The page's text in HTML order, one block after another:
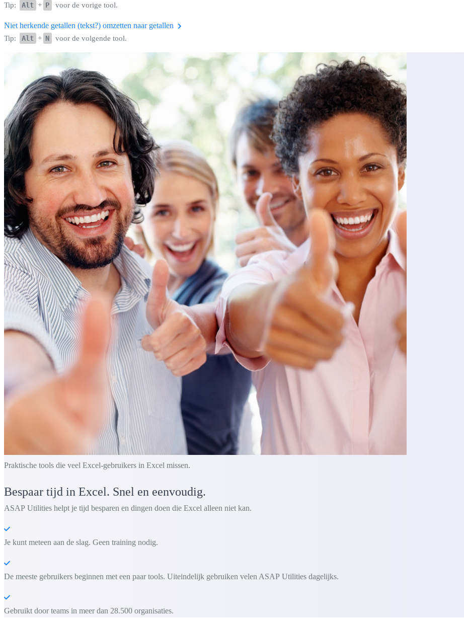
Tip: Alt + P voor de vorige tool.
Niet herkende getallen (tekst?) omzetten naar getallen
Tip: Alt + N voor de volgende tool.
Praktische tools die veel Excel-gebruikers in Excel missen.
Bespaar tijd in Excel. Snel en eenvoudig.
ASAP Utilities helpt je tijd besparen en dingen doen die Excel alleen niet kan.
Je kunt meteen aan de slag. Geen training nodig.
De meeste gebruikers beginnen met een paar tools. Uiteindelijk gebruiken velen ASAP Utilities dagelijks.
Gebruikt door teams in meer dan 28.500 organisaties.